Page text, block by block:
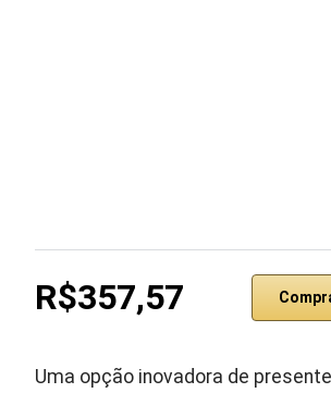
R$357,57
Uma opção inovadora de